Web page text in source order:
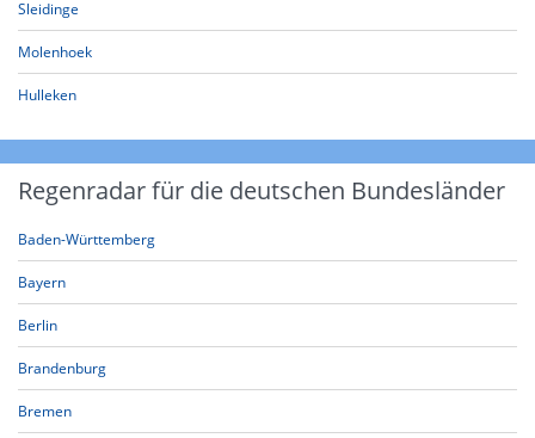
Sleidinge
Molenhoek
Hulleken
Regenradar für die deutschen Bundesländer
Baden-Württemberg
Bayern
Berlin
Brandenburg
Bremen